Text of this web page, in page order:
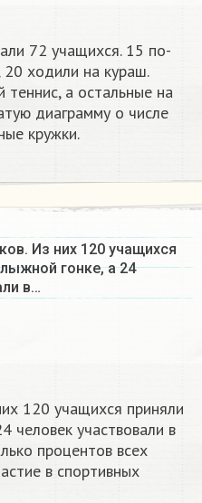
72 учащихся. 15 по-
ходили на кураш.
теннис, а остальные на
диаграмму о числе
кружки.​
Из них 120 учащихся
гонке, а 24
в…
120 учащихся приняли
человек участвовали в
процентов всех
в спортивных